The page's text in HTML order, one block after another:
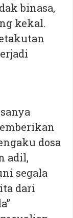
binasa,
kekal.
dosa
adil,
segala
dari